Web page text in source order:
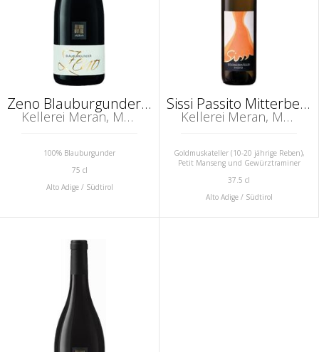
Zeno Blauburgunder Riserva Alto Adige DOC
Kellerei Meran, Marling, Südtirol (Alto Adige)
100% Blauburgunder
75 cl
Alto Adige / Südtirol
Sissi Passito Mitterberg IGT
Kellerei Meran, Marling, Südtirol (Alto Adige)
Goldmuskateller (10-20 jährige Reben),
Petit Manseng und Gewürztraminer
37.5 cl
Alto Adige / Südtirol